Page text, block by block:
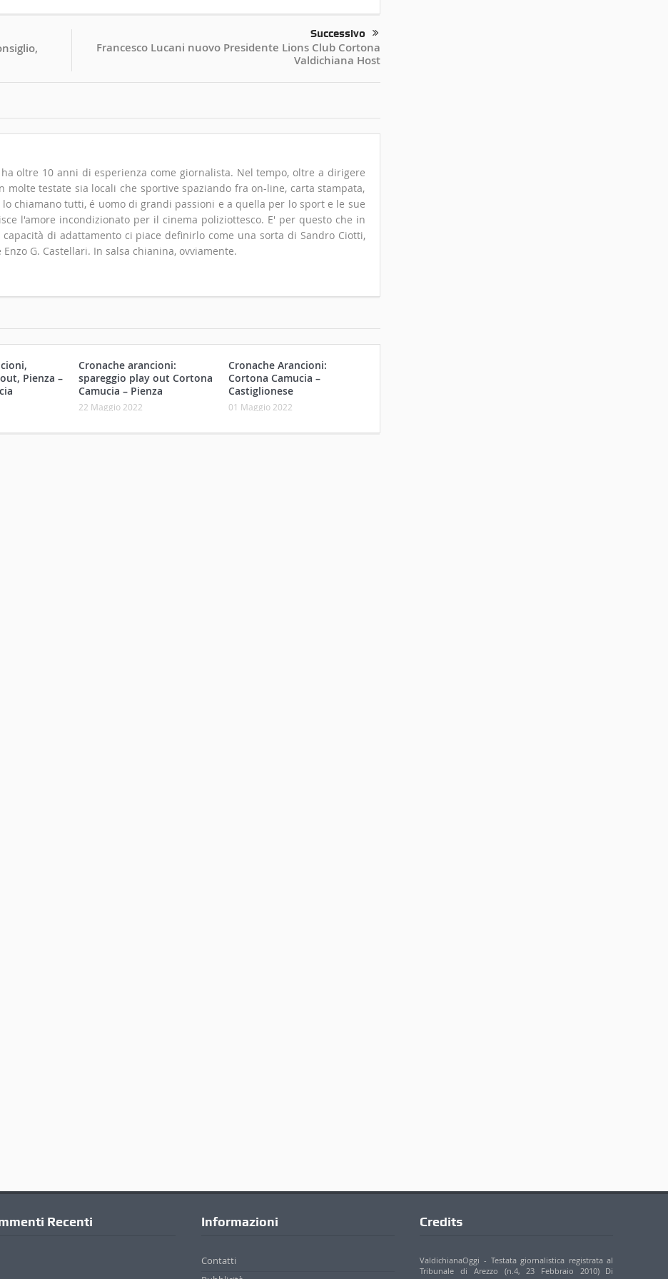
Successivo
Francesco Lucani nuovo Presidente Lions Club Cortona
Valdichiana Host
oltre 10 anni di esperienza come giornalista. Nel tempo, oltre a dirigere
molte testate sia locali che sportive spaziando fra on-line, carta stampata,
lo chiamano tutti, é uomo di grandi passioni e a quella per lo sport e le sue
l'amore incondizionato per il cinema poliziottesco. E' per questo che in
di adattamento ci piace definirlo come una sorta di Sandro Ciotti,
G. Castellari. In salsa chianina, ovviamente.
Pienza –
Cronache arancioni:
spareggio play out Cortona
Camucia – Pienza
22 Maggio 2022
Cronache Arancioni:
Cortona Camucia –
Castiglionese
01 Maggio 2022
Recenti Informazioni
Contatti
Credits
ValdichianaOggi - Testata giornalistica registrata al
Tribunale di Arezzo (n.4, 23 Febbraio 2010) Di